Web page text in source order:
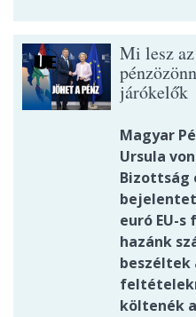
Mi lesz
járókelők
Magyar
Ursula
Bizottság
euró EU-
hazánk
beszéltek
költenék